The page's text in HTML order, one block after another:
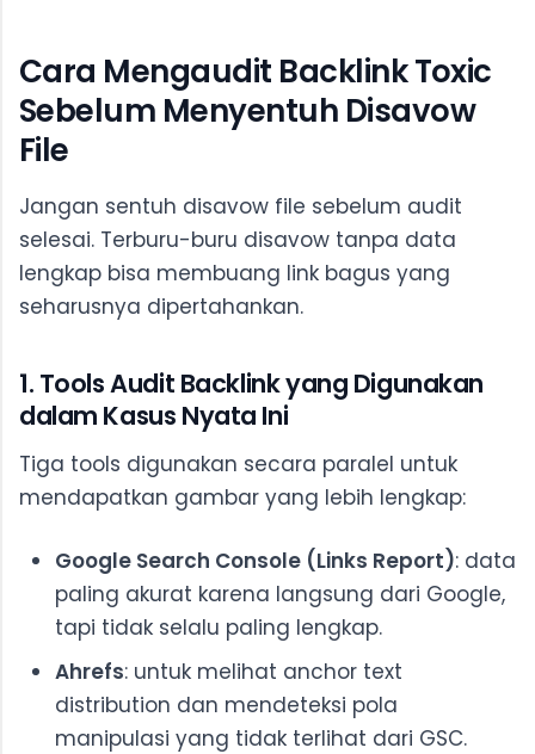
Cara Mengaudit Backlink Toxic
Sebelum Menyentuh Disavow
File
Jangan sentuh disavow file sebelum audit
selesai. Terburu-buru disavow tanpa data
lengkap bisa membuang link bagus yang
seharusnya dipertahankan.
1. Tools Audit Backlink yang Digunakan
dalam Kasus Nyata Ini
Tiga tools digunakan secara paralel untuk
mendapatkan gambar yang lebih lengkap:
Google Search Console (Links Report): data
paling akurat karena langsung dari Google,
tapi tidak selalu paling lengkap.
Ahrefs: untuk melihat anchor text
distribution dan mendeteksi pola
manipulasi yang tidak terlihat dari GSC.